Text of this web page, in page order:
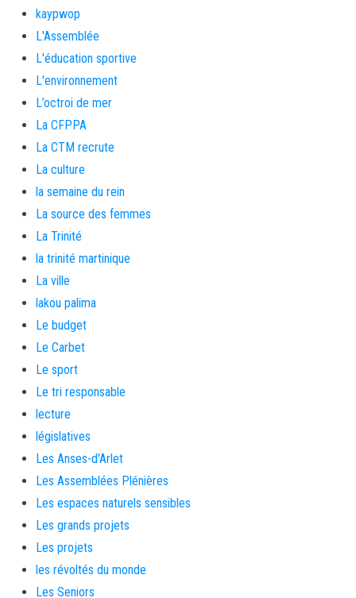
kaypwop
L'Assemblée
L'éducation sportive
L'environnement
L’octroi de mer
La CFPPA
La CTM recrute
La culture
la semaine du rein
La source des femmes
La Trinité
la trinité martinique
La ville
lakou palima
Le budget
Le Carbet
Le sport
Le tri responsable
lecture
législatives
Les Anses-d'Arlet
Les Assemblées Plénières
Les espaces naturels sensibles
Les grands projets
Les projets
les révoltés du monde
Les Seniors